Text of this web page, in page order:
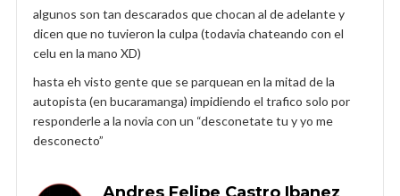
algunos son tan descarados que chocan al de adelante y
dicen que no tuvieron la culpa (todavia chateando con el
celu en la mano XD)
hasta eh visto gente que se parquean en la mitad de la
autopista (en bucaramanga) impidiendo el trafico solo por
responderle a la novia con un “desconetate tu y yo me
desconecto”